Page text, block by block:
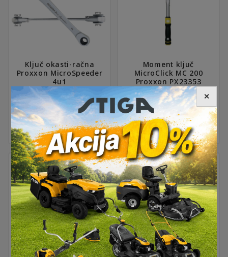
Ključ okasti-račna
Proxxon MicroSpeeder
4u1
22,90€
Moment ključ
MicroClick MC 200
Proxxon PX23353
100,90€ ✕